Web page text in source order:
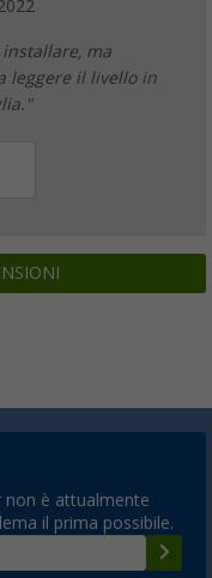
ma
leggere il livello in
non è attualmente
il prima possibile.